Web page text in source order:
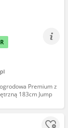
Premium z
183cm Jump